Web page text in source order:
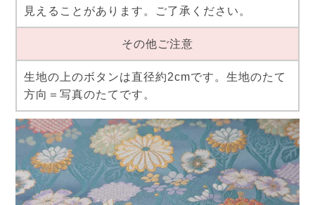
見えることがあります。ご了承ください。
その他ご注意
生地の上のボタンは直径約2cmです。生地のたて
方向＝写真のたてです。